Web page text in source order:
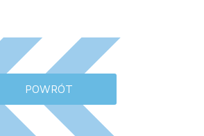
POWRÓT